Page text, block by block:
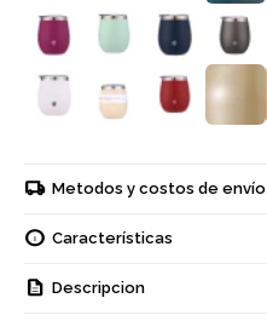
Metodos y costos de envío
Características
Descripcion